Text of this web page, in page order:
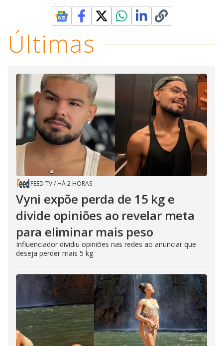
Últimas
FEED TV/ HÁ 2 HORAS
Vyni expõe perda de 15 kg e
divide opiniões ao revelar meta
para eliminar mais peso
Influenciador dividiu opiniões nas redes ao anunciar que
deseja perder mais 5 kg